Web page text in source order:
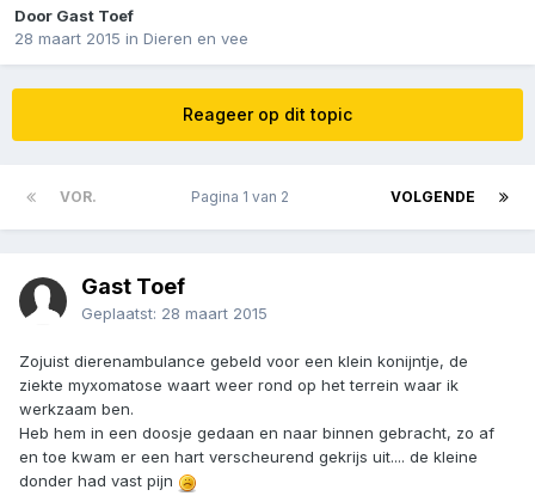
Door Gast Toef
28 maart 2015 in Dieren en vee
Reageer op dit topic
VOR. VOLGENDE
Pagina 1 van 2
Gast Toef
Geplaatst: 28 maart 2015
Zojuist dierenambulance gebeld voor een klein konijntje, de
ziekte myxomatose waart weer rond op het terrein waar ik
werkzaam ben.
Heb hem in een doosje gedaan en naar binnen gebracht, zo af
en toe kwam er een hart verscheurend gekrijs uit.... de kleine
donder had vast pijn